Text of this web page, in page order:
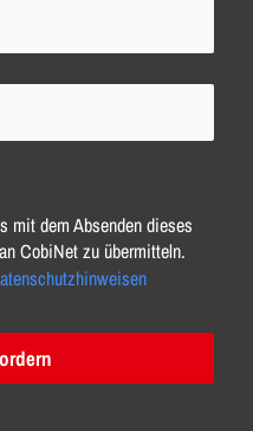
mit dem Absenden dieses
CobiNet zu übermitteln.